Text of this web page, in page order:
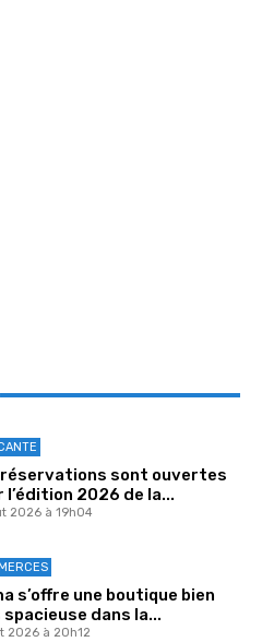
réservations sont ouvertes
l’édition 2026 de la...
2026 à 19h04
s’offre une boutique bien
spacieuse dans la...
2026 à 20h12